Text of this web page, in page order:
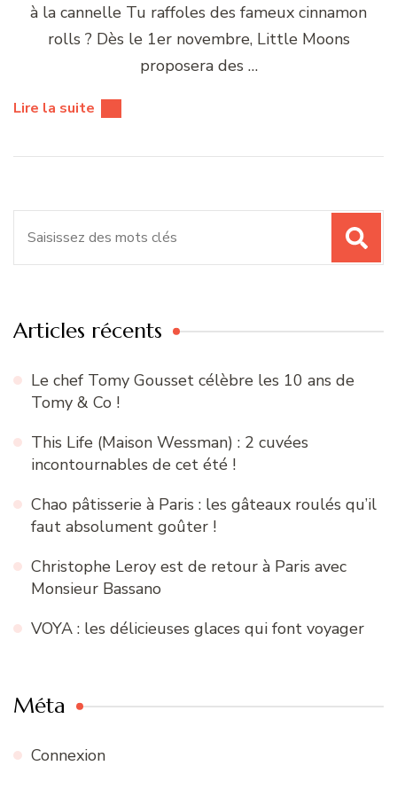
à la cannelle Tu raffoles des fameux cinnamon
rolls ? Dès le 1er novembre, Little Moons
proposera des …
Lire la suite
Articles récents
Le chef Tomy Gousset célèbre les 10 ans de
Tomy & Co !
This Life (Maison Wessman) : 2 cuvées
incontournables de cet été !
Chao pâtisserie à Paris : les gâteaux roulés qu’il
faut absolument goûter !
Christophe Leroy est de retour à Paris avec
Monsieur Bassano
VOYA : les délicieuses glaces qui font voyager
Méta
Connexion